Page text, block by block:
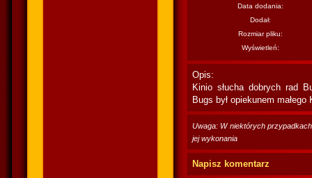
Data dodania:
Dodał:
Rozmiar pliku:
Wyświetleń:
Opis:
Kinio słucha dobrych rad
Bugs był opiekunem małego
Uwaga: W niektórych
jej wykonania
Napisz komentarz